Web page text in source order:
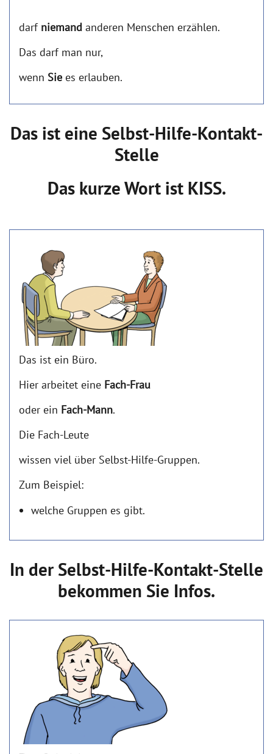
darf niemand anderen Menschen erzählen.
Das darf man nur,
wenn Sie es erlauben.
Das ist eine Selbst-Hilfe-Kontakt-
Stelle
Das kurze Wort ist KISS.
Das ist ein Büro.
Hier arbeitet eine Fach-Frau
oder ein Fach-Mann.
Die Fach-Leute
wissen viel über Selbst-Hilfe-Gruppen.
Zum Beispiel:
welche Gruppen es gibt.
In der Selbst-Hilfe-Kontakt-Stelle
bekommen Sie Infos.